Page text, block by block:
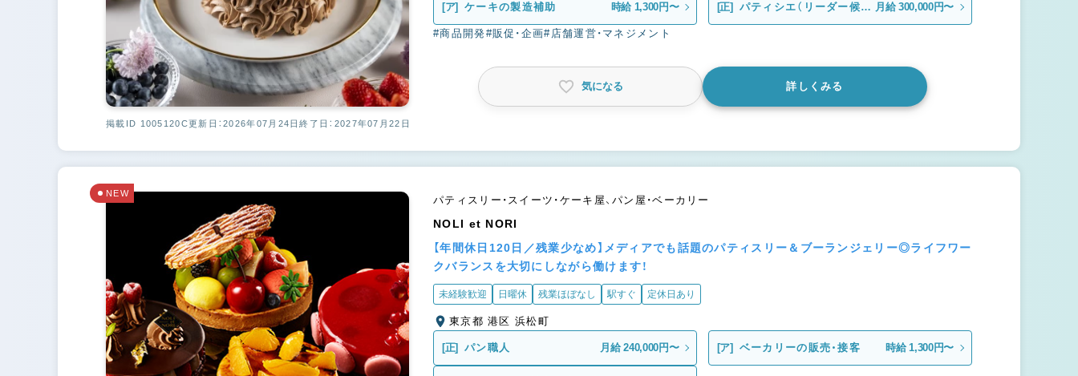
[ア] ケーキの製造補助 時給 1,300円〜 [正]
パティシエ（リーダー候
補）
月給 300,000円〜
#商品開発#販促・企画#店舗運営・マネジメント
気になる 詳しくみる
掲載ID 1005120C更新日：2026年07月24日終了日：2027年07月22日
パティスリー・スイーツ・ケーキ屋、パン屋・ベーカリー
NOLI et NORI
【年間休日120日／残業少なめ】メディアでも話題のパティスリー＆ブーランジェリー◎ライフワー
クバランスを大切にしながら働けます！
NEW
未経験歓迎 日曜休 残業ほぼなし 駅すぐ 定休日あり
東京都 港区 浜松町
[正] パン職人 月給 240,000円〜 [ア] ベーカリーの販売・接客 時給 1,300円〜